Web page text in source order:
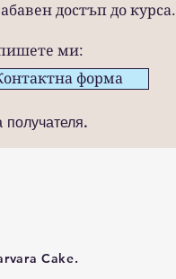
достъп до курса.
ми:
форма
Cake.